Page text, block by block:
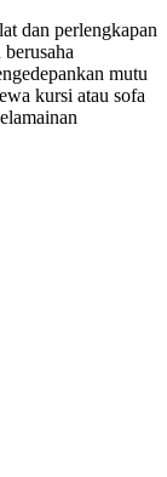
dan perlengkapan
mutu
kursi atau sofa